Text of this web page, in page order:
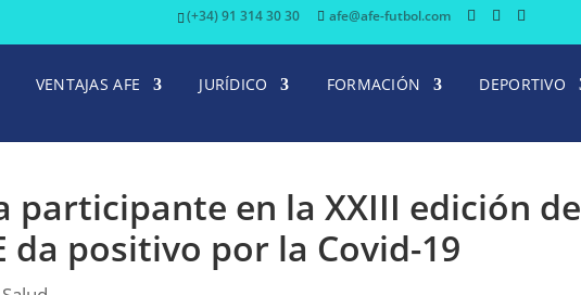
(+34) 91 314 30 30 afe@afe-futbol.com
VENTAJAS AFE JURÍDICO FORMACIÓN DEPORTIVO
participante en la XXIII edición de
da positivo por la Covid-19